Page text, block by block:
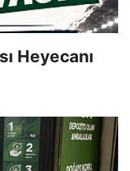
Heyecanı